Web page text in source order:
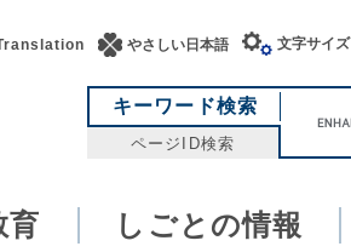
やさしい日本語 文字サイズ
キーワード検索
ページID検索
ワ
ド
育 しごとの情報